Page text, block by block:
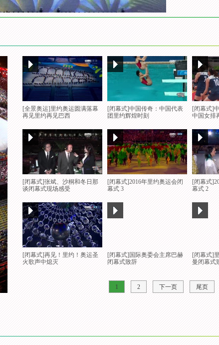
[闭幕式]东京
之城魅力
[闭幕式]现场
旗交接仪式
[全景奥运]里约奥运圆满落幕
再见里约再见巴西
[闭幕式]中国传奇：中国代表
团里约辉煌时刻
[闭幕式]
中国女排
[闭幕式]张斌、沙桐和冬日那
谈闭幕式现场感受
[闭幕式]2016年里约奥运会闭
幕式 3
[闭幕式
幕式 2
[闭幕式]再见！里约！奥运圣
火歌声中熄灭
[闭幕式]国际奥委会主席巴赫
闭幕式致辞
[闭幕式]
曼闭幕式
1 2 下一页 尾页